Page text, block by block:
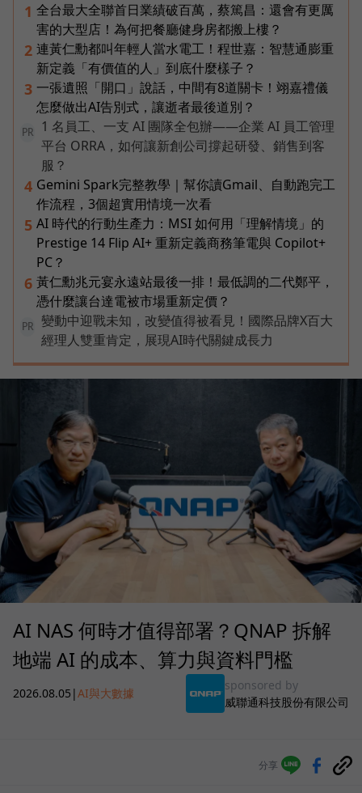
1 全台最大全聯首日業績破百萬，蔡篤昌：還會有更厲
害的大型店！為何把餐廳健身房都搬上樓？
2 連黃仁勳都叫年輕人當水電工！程世嘉：智慧通膨重
新定義「有價值的人」到底什麼樣子？
3 一張遺照「開口」說話，中間有8道關卡！翊嘉禮儀
怎麼做出AI告別式，讓逝者最後道別？
PR
1 名員工、一支 AI 團隊全包辦——企業 AI 員工管理
平台 ORRA，如何讓新創公司撐起研發、銷售到客
服？
4 Gemini Spark完整教學｜幫你讀Gmail、自動跑完工
作流程，3個超實用情境一次看
5 AI 時代的行動生產力：MSI 如何用「理解情境」的
Prestige 14 Flip AI+ 重新定義商務筆電與 Copilot+
PC？
6 黃仁勳兆元宴永遠站最後一排！最低調的二代鄭平，
憑什麼讓台達電被市場重新定價？
PR
變動中迎戰未知，改變值得被看見！國際品牌X百大
經理人雙重肯定，展現AI時代關鍵成長力
AI NAS 何時才值得部署？QNAP 拆解
地端 AI 的成本、算力與資料門檻
2026.08.05 |AI與大數據
sponsored by
威聯通科技股份有限公司
分享